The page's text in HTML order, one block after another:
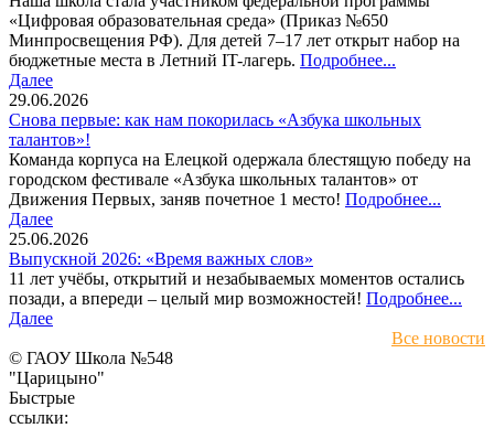
«Цифровая образовательная среда» (Приказ №650
Минпросвещения РФ). Для детей 7–17 лет открыт набор на
бюджетные места в Летний IT-лагерь. Подробнее...
Далее
29.06.2026
Снова первые: как нам покорилась «Азбука школьных
талантов»!
Команда корпуса на Елецкой одержала блестящую победу на
городском фестивале «Азбука школьных талантов» от
Движения Первых, заняв почетное 1 место! Подробнее...
Далее
25.06.2026
Выпускной 2026: «Время важных слов»
11 лет учёбы, открытий и незабываемых моментов остались
позади, а впереди – целый мир возможностей! Подробнее...
Далее
Все новости
© ГАОУ Школа №548
"Царицыно"
Быстрые
ссылки: